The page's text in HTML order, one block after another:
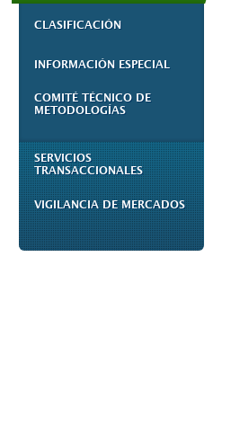
CLASIFICACIÓN
INFORMACIÓN ESPECIAL
COMITÉ TÉCNICO DE
METODOLOGÍAS
SERVICIOS
TRANSACCIONALES
VIGILANCIA DE MERCADOS